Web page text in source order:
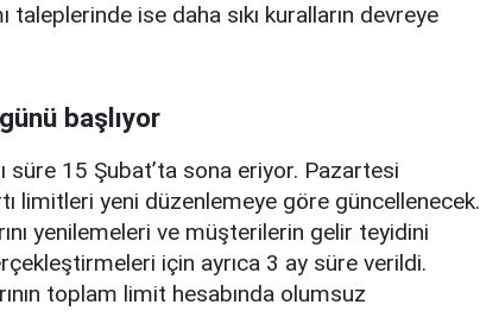
taleplerinde ise daha sıkı kuralların devreye
başlıyor
süre 15 Şubat’ta sona eriyor. Pazartesi
limitleri yeni düzenlemeye göre güncellenecek.
yenilemeleri ve müşterilerin gelir teyidini
için ayrıca 3 ay süre verildi.
toplam limit hesabında olumsuz